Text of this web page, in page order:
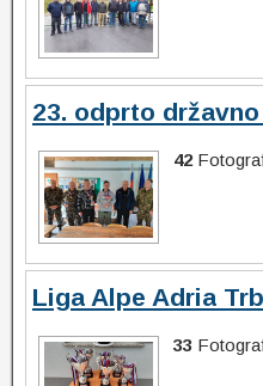
23. odprto
42
Liga Alpe Adria
33